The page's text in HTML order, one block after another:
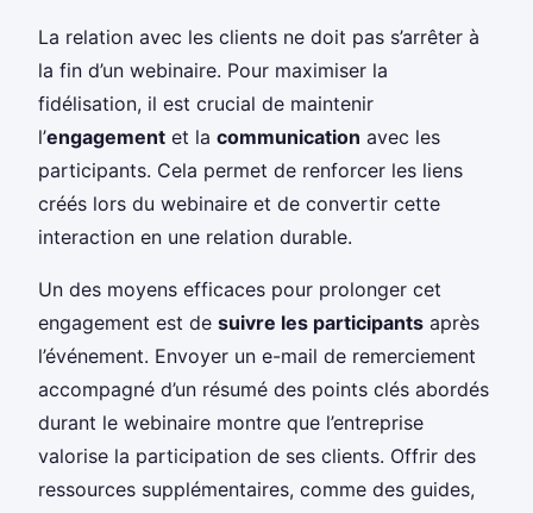
La relation avec les clients ne doit pas s’arrêter à
la fin d’un webinaire. Pour maximiser la
fidélisation, il est crucial de maintenir
l’engagement et la communication avec les
participants. Cela permet de renforcer les liens
créés lors du webinaire et de convertir cette
interaction en une relation durable.
Un des moyens efficaces pour prolonger cet
engagement est de suivre les participants après
l’événement. Envoyer un e-mail de remerciement
accompagné d’un résumé des points clés abordés
durant le webinaire montre que l’entreprise
valorise la participation de ses clients. Offrir des
ressources supplémentaires, comme des guides,